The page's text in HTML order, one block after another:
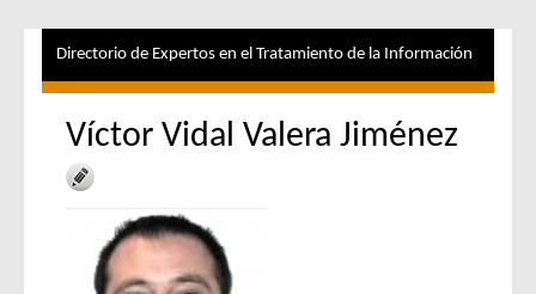
Directorio de Expertos en el Tratamiento de la Información
Víctor Vidal Valera Jiménez